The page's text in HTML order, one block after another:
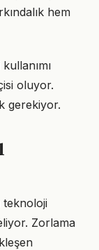
hem
oluyor.
gerekiyor.
teknoloji
Zorlama